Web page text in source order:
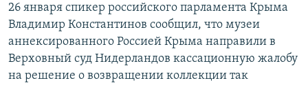
26 января спикер российского парламента Крыма
Владимир Константинов сообщил, что музеи
аннексированного Россией Крыма направили в
Верховный суд Нидерландов кассационную жалобу
на решение о возвращении коллекции так